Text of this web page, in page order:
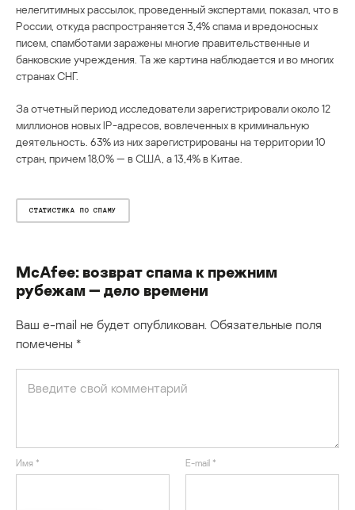
нелегитимных рассылок, проведенный экспертами, показал, что в
России, откуда распространяется 3,4% спама и вредоносных
писем, спамботами заражены многие правительственные и
банковские учреждения. Та же картина наблюдается и во многих
странах СНГ.
За отчетный период исследователи зарегистрировали около 12
миллионов новых IP-адресов, вовлеченных в криминальную
деятельность. 63% из них зарегистрированы на территории 10
стран, причем 18,0% — в США, а 13,4% в Китае.
СТАТИСТИКА ПО СПАМУ
McAfee: возврат спама к прежним
рубежам — дело времени
Ваш e-mail не будет опубликован. Обязательные поля
помечены *
Имя * E-mail *